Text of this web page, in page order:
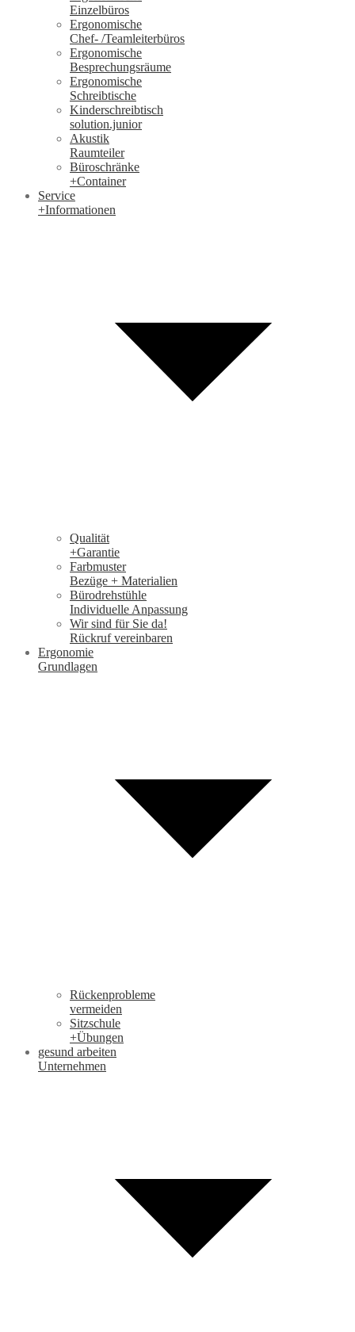
Einzelbüros
Ergonomische
Chef- /Teamleiterbüros
Ergonomische
Besprechungsräume
Ergonomische
Schreibtische
Kinderschreibtisch
solution.junior
Akustik
Raumteiler
Büroschränke
+Container
Service
+Informationen
Qualität
+Garantie
Farbmuster
Bezüge + Materialien
Bürodrehstühle
Individuelle Anpassung
Wir sind für Sie da!
Rückruf vereinbaren
Ergonomie
Grundlagen
Rückenprobleme
vermeiden
Sitzschule
+Übungen
gesund arbeiten
Unternehmen